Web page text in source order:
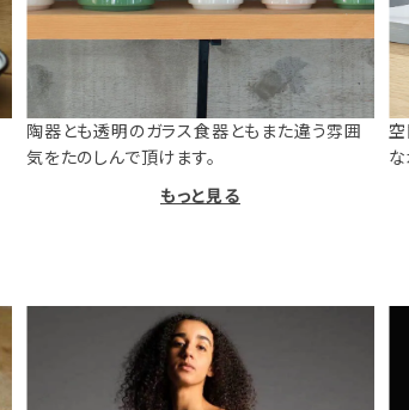
陶器とも透明のガラス食器ともまた違う雰囲
気をたのしんで頂けます。
もっと見る
な